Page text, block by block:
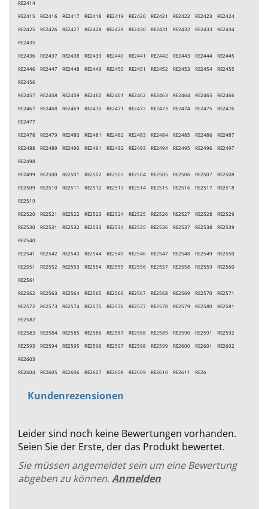
RE2414
RE2415 RE2416 RE2417 RE2418 RE2419 RE2420 RE2421 RE2422 RE2423 RE2424
RE2425 RE2426 RE2427 RE2428 RE2429 RE2430 RE2431 RE2432 RE2433 RE2434
RE2435
RE2436 RE2437 RE2438 RE2439 RE2440 RE2441 RE2442 RE2443 RE2444 RE2445
RE2446 RE2447 RE2448 RE2449 RE2450 RE2451 RE2452 RE2453 RE2454 RE2455
RE2456
RE2457 RE2458 RE2459 RE2460 RE2461 RE2462 RE2463 RE2464 RE2465 RE2466
RE2467 RE2468 RE2469 RE2470 RE2471 RE2472 RE2473 RE2474 RE2475 RE2476
RE2477
RE2478 RE2479 RE2480 RE2481 RE2482 RE2483 RE2484 RE2485 RE2486 RE2487
RE2488 RE2489 RE2490 RE2491 RE2492 RE2493 RE2494 RE2495 RE2496 RE2497
RE2498
RE2499 RE2500 RE2501 RE2502 RE2503 RE2504 RE2505 RE2506 RE2507 RE2508
RE2509 RE2510 RE2511 RE2512 RE2513 RE2514 RE2515 RE2516 RE2517 RE2518
RE2519
RE2520 RE2521 RE2522 RE2523 RE2524 RE2525 RE2526 RE2527 RE2528 RE2529
RE2530 RE2531 RE2532 RE2533 RE2534 RE2535 RE2536 RE2537 RE2538 RE2539
RE2540
RE2541 RE2542 RE2543 RE2544 RE2545 RE2546 RE2547 RE2548 RE2549 RE2550
RE2551 RE2552 RE2553 RE2554 RE2555 RE2556 RE2557 RE2558 RE2559 RE2560
RE2561
RE2562 RE2563 RE2564 RE2565 RE2566 RE2567 RE2568 RE2569 RE2570 RE2571
RE2572 RE2573 RE2574 RE2575 RE2576 RE2577 RE2578 RE2579 RE2580 RE2581
RE2582
RE2583 RE2584 RE2585 RE2586 RE2587 RE2588 RE2589 RE2590 RE2591 RE2592
RE2593 RE2594 RE2595 RE2596 RE2597 RE2598 RE2599 RE2600 RE2601 RE2602
RE2603
RE2604 RE2605 RE2606 RE2607 RE2608 RE2609 RE2610 RE2611 RE26
Kundenrezensionen
Leider sind noch keine Bewertungen vorhanden.
Seien Sie der Erste, der das Produkt bewertet.
Sie müssen angemeldet sein um eine Bewertung
abgeben zu können. Anmelden